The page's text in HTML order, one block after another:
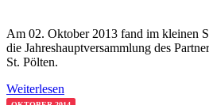
Am 02. Oktober 2013 fand im kleinen
die Jahreshauptversammlung des
St. Pölten.
Weiterlesen